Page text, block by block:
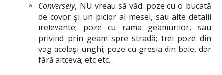
Conversely, NU vreau să văd: poze cu o bucată
de covor şi un picior al mesei, sau alte detalii
irelevante; poze cu rama geamurilor, sau
privind prin geam spre stradă; trei poze din
vag acelaşi unghi; poze cu gresia din baie, dar
fără altceva; etc etc…